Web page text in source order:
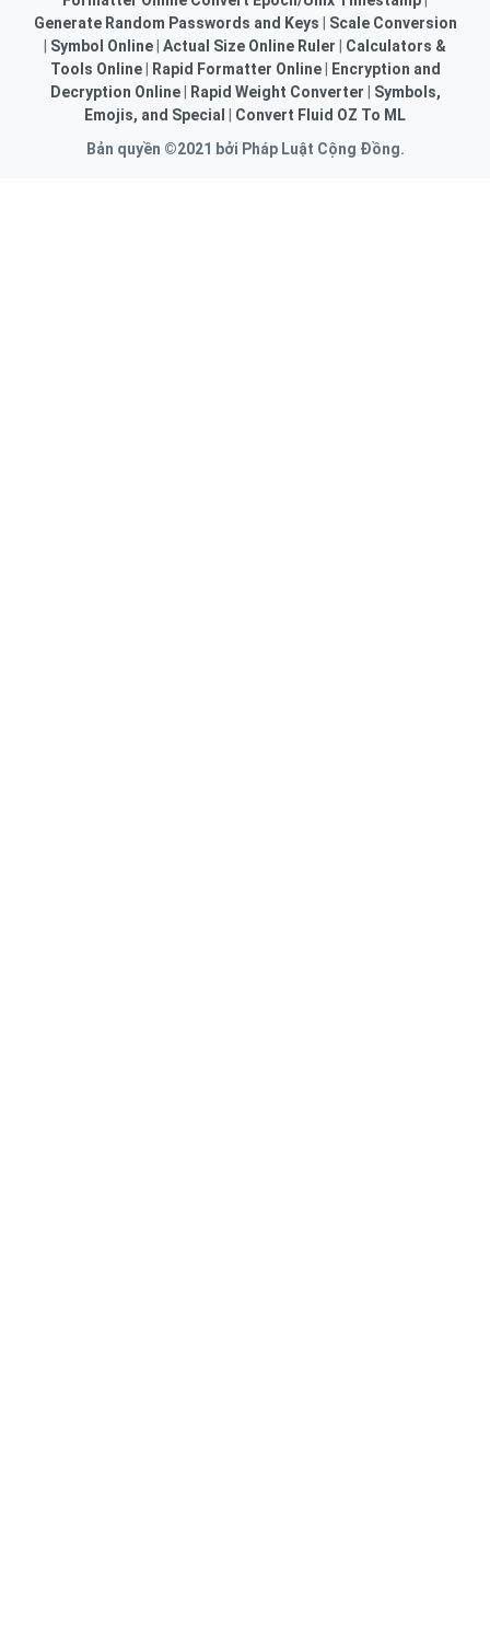
Generate Random Passwords and Keys
Scale Conversion
Symbol Online Actual Size Online Ruler
Calculators &
Tools Online| Rapid Formatter Online|
Encryption and
Decryption Online| Rapid Weight Converter
Symbols,
Emojis, and Special
Convert Fluid OZ To ML
Bản quyền ©2021 bởi Pháp Luật Cộng Đồng.